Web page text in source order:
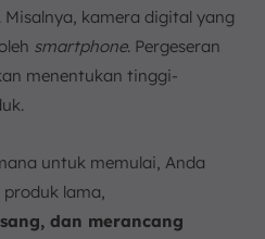
kamera digital yang
smartphone. Pergeseran
menentukan tinggi-
untuk memulai, Anda
lama,
dan merancang